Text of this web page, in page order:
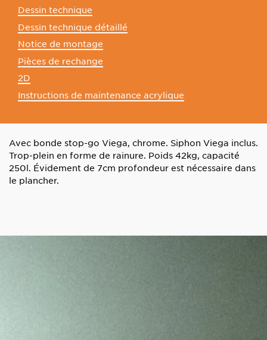
Dessin technique
Dessin technique détaillé
Notice de montage
Pièces de rechange
2D
Instructions de maintenance acrylique
Avec bonde stop-go Viega, chrome. Siphon Viega inclus.
Trop-plein en forme de rainure. Poids 42kg, capacité
250l. Évidement de 7cm profondeur est nécessaire dans
le plancher.